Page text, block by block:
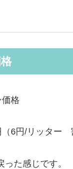
格
6円/リッター
った感じです。